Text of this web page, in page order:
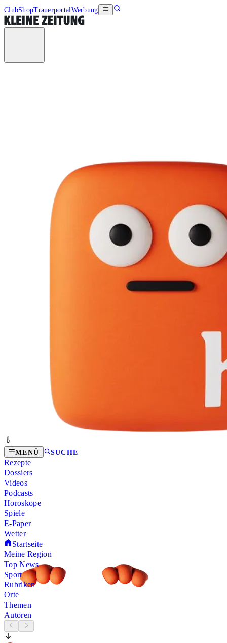
ClubShopTrauerportalWerbung
MENÜ SUCHE
Rezepte
Dossiers
Videos
Podcasts
Horoskope
Spiele
E-Paper
Wetter
Startseite
Meine Region
Top News
Sport
Rubriken
Orte
Themen
Autoren